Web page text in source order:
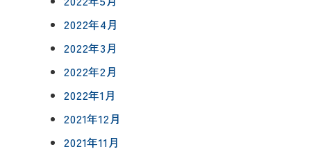
2022年4月
2022年3月
2022年2月
2022年1月
2021年12月
2021年11月